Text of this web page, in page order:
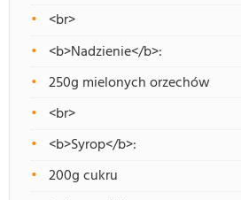
<br>
<b>Nadzienie</b>:
250g mielonych orzechów
<br>
<b>Syrop</b>:
200g cukru